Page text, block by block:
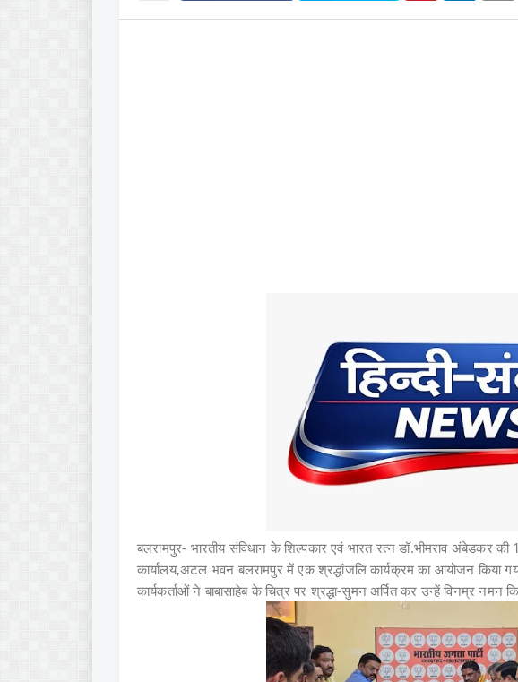
बलरामपुर- भारतीय संविधान के शिल्पकार एवं भारत रत्न डॉ.भीमराव अंबेडकर
कार्यालय,अटल भवन बलरामपुर में एक श्रद्धांजलि कार्यक्रम का आयोजन किया
कार्यकर्ताओं ने बाबासाहेब के चित्र पर श्रद्धा-सुमन अर्पित कर उन्हें विनम्र नमन